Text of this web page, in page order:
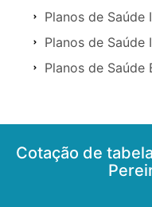
Planos de Saúde
Planos de Saúde
Planos de Saúde
Cotação de